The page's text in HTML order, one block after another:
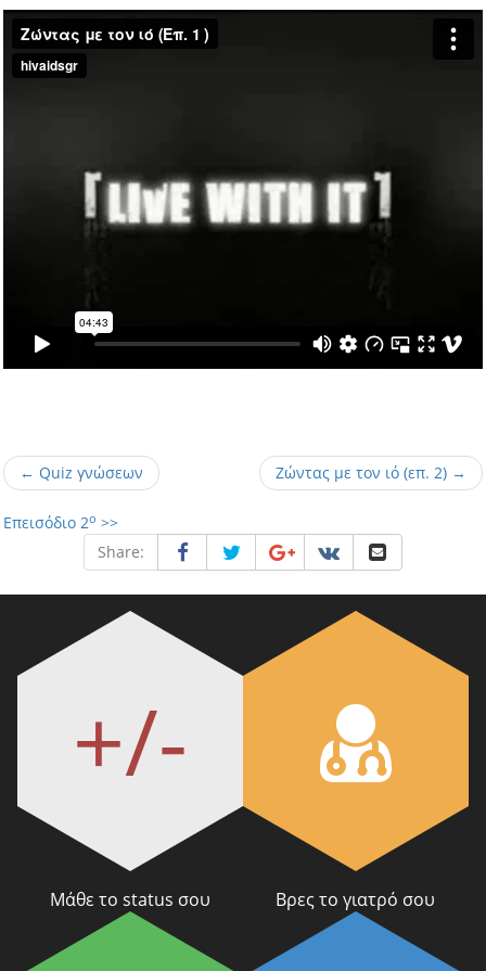
← Quiz γνώσεων Zώντας με τον ιό (επ. 2) →
Επεισόδιο 2ο >>
Share:
+/-
Μάθε το status σου Βρες το γιατρό σου